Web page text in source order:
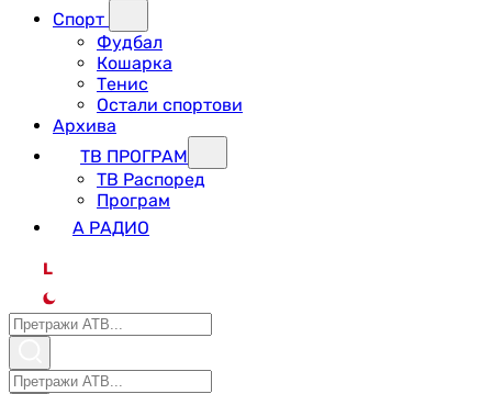
Спорт
Фудбал
Кошарка
Тенис
Остали спортови
Архива
ТВ ПРОГРАМ
ТВ Распоред
Програм
А РАДИО
L